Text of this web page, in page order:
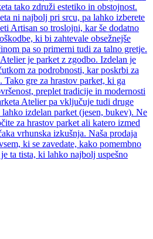
tako združi estetiko in obstojnost.
ni najbolj pri srcu, pa lahko izberete
Artisan so troslojni, kar še dodatno
ki bi zahtevale obsežnejše
pa so primerni tudi za talno gretje.
je parket z zgodbo. Izdelan je
za podrobnosti, kar poskrbi za
Tako gre za hrastov parket, ki ga
preplet tradicije in modernosti
Atelier pa vključuje tudi druge
izdelan parket (jesen, bukev). Ne
za hrastov parket ali katero izmed
vrhunska izkušnja. Naša prodaja
ki se zavedate, kako pomembno
ta tista, ki lahko najbolj uspešno